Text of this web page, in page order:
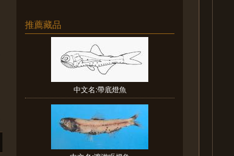
推薦藏品
中文名:帶底燈魚